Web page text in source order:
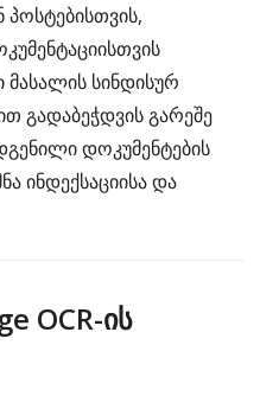
პოსტებისთვის,
სინდისურ
გადაბეჭდვის გარეშე
დოკუმენტების
ინდექსაციისა და
OCR-ის